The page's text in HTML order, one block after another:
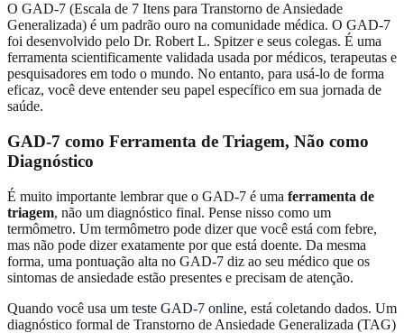
O GAD-7 (Escala de 7 Itens para Transtorno de Ansiedade
Generalizada) é um padrão ouro na comunidade médica. O GAD-7
foi desenvolvido pelo Dr. Robert L. Spitzer e seus colegas. É uma
ferramenta scientificamente validada usada por médicos, terapeutas e
pesquisadores em todo o mundo. No entanto, para usá-lo de forma
eficaz, você deve entender seu papel específico em sua jornada de
saúde.
GAD-7 como Ferramenta de Triagem, Não como
Diagnóstico
É muito importante lembrar que o GAD-7 é uma ferramenta de
triagem, não um diagnóstico final. Pense nisso como um
termômetro. Um termômetro pode dizer que você está com febre,
mas não pode dizer exatamente por que está doente. Da mesma
forma, uma pontuação alta no GAD-7 diz ao seu médico que os
sintomas de ansiedade estão presentes e precisam de atenção.
Quando você usa um teste GAD-7 online, está coletando dados. Um
diagnóstico formal de Transtorno de Ansiedade Generalizada (TAG)